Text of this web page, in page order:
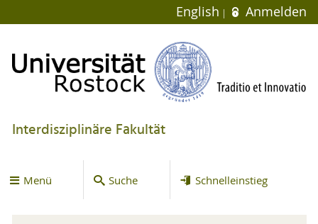
English Anmelden
Interdisziplinäre Fakultät
Menü Suche Schnelleinstieg